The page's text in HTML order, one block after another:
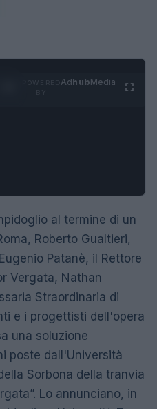
AdhubMedia
al termine di un
Roberto Gualtieri,
Patanè, il Rettore
Vergata, Nathan
Straordinaria di
e i progettisti dell'opera
una soluzione
poste dall'Università
Sorbona della tranvia
Lo annunciano, in